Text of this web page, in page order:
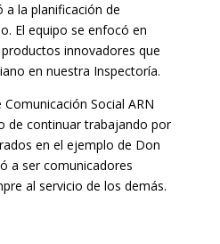
a la planificación de
El equipo se enfocó en
innovadores que
en nuestra Inspectoría.
Social ARN
de continuar trabajando por
en el ejemplo de Don
a ser comunicadores
al servicio de los demás.